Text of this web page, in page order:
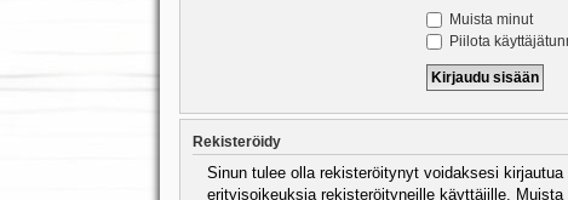
Muista minut
Piilota
Rekisteröidy
Sinun tulee olla rekisteröitynyt voidaksesi
erityisoikeuksia rekisteröityneille käyttäjille.